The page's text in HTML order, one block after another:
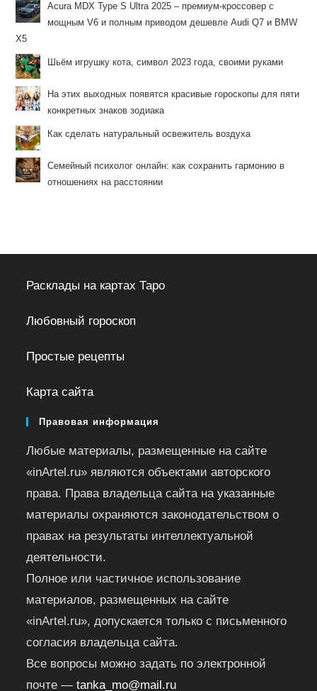
Acura MDX Type S Ultra 2025 – премиум-кроссовер с
мощным V6 и полным приводом дешевле Audi Q7 и BMW
X5
Шьём игрушку кота, символ 2023 года, своими руками
На этих выходных появятся красивые гороскопы для пяти
конкретных знаков зодиака
Как сделать натуральный освежитель воздуха
Семейный психолог онлайн: как сохранить гармонию в
отношениях на расстоянии
Расклады на картах Таро
Любовный гороскоп
Простые рецепты
Карта сайта
Правовая информация
Любые материалы, размещенные на сайте
«inArtel.ru» являются объектами авторского
права. Права владельца сайта на указанные
материалы охраняются законодательством о
правах на результаты интеллектуальной
деятельности.
Полное или частичное использование
материалов, размещенных на сайте
«inArtel.ru», допускается только с письменного
согласия владельца сайта.
Все вопросы можно задать по электронной
почте —tanka_mo@mail.ru